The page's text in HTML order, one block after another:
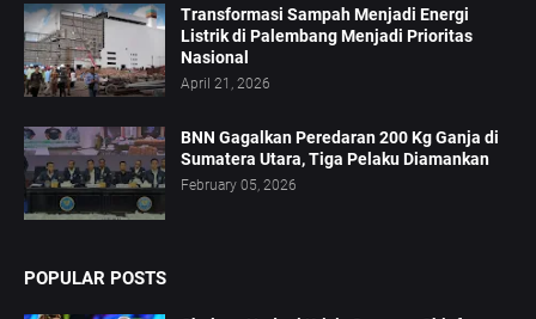
Transformasi Sampah Menjadi Energi
Listrik di Palembang Menjadi Prioritas
Nasional
April 21, 2026
BNN Gagalkan Peredaran 200 Kg Ganja di
Sumatera Utara, Tiga Pelaku Diamankan
February 05, 2026
POPULAR POSTS